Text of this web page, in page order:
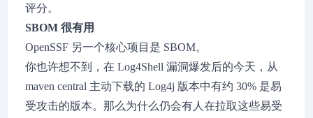
评分。
SBOM 很有用
OpenSSF 另一个核心项目是 SBOM。
你也许想不到，在 Log4Shell 漏洞爆发后的今天，从
maven central 主动下载的 Log4j 版本中有约 30% 是易
受攻击的版本。那么为什么仍会有人在拉取这些易受